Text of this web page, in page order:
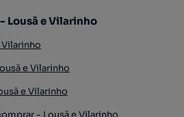
Lousã e Vilarinho
e Vilarinho
e Vilarinho